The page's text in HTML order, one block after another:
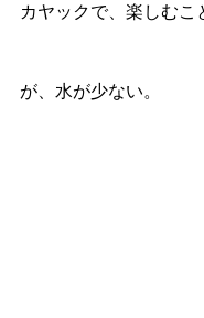
カヤックで、楽しむこ
が、水が少ない。